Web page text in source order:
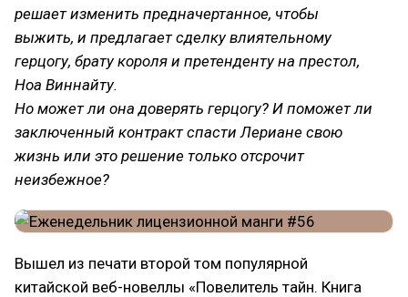
решает изменить предначертанное, чтобы
выжить, и предлагает сделку влиятельному
герцогу, брату короля и претенденту на престол,
Ноа Виннайту.
Но может ли она доверять герцогу? И поможет ли
заключенный контракт спасти Лериане свою
жизнь или это решение только отсрочит
неизбежное?
Вышел из печати второй том популярной
китайской веб-новеллы «Повелитель тайн. Книга